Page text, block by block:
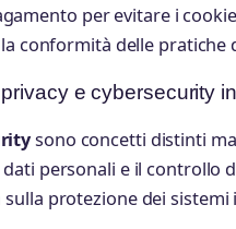
per evitare i
conformità delle pratiche
e cybersecurity
sono concetti distinti
personali e il controllo
protezione dei